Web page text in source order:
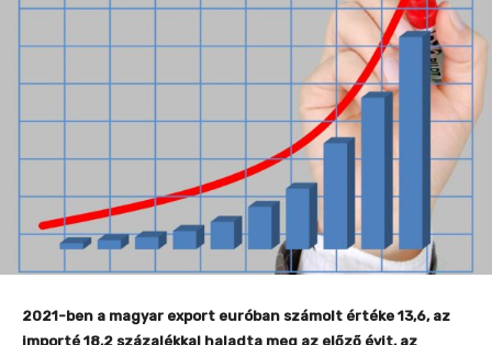
2021-ben a magyar export euróban számolt értéke 13,6, az
importé 18,2 százalékkal haladta meg az előző évit, az